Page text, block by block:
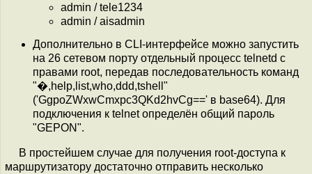
admin / tele1234
admin / aisadmin
Дополнительно в CLI-интерфейсе можно запустить
на 26 сетевом порту отдельный процесс telnetd с
правами root, передав последовательность команд
"�,help,list,who,ddd,tshell"
('GgpoZWxwCmxpc3QKd2hvCg==' в base64). Для
подключения к telnet определён общий пароль
"GEPON".
В простейшем случае для получения root-доступа к
маршрутизатору достаточно отправить несколько